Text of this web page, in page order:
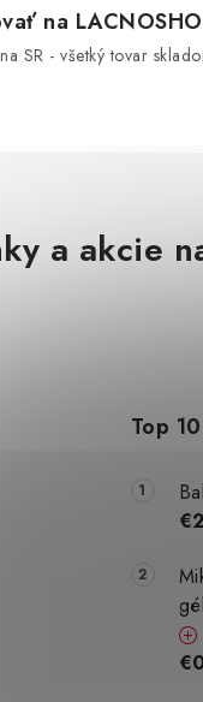
na
SR - všetký tovar
a akcie
Top